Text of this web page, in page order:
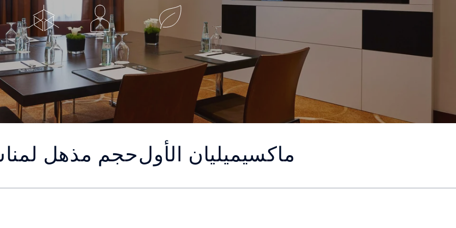
ماكسيميليان الأولحجم مذهل